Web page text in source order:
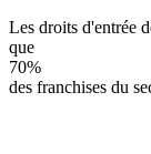
Les droits d'entrée
que
70%
des franchises du